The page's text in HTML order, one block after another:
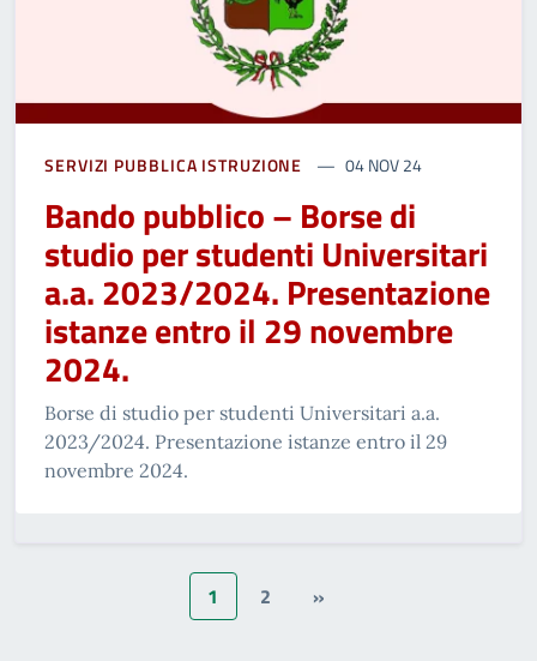
SERVIZI PUBBLICA ISTRUZIONE 04 NOV 24
Bando pubblico – Borse di
studio per studenti Universitari
a.a. 2023/2024. Presentazione
istanze entro il 29 novembre
2024.
Borse di studio per studenti Universitari a.a.
2023/2024. Presentazione istanze entro il 29
novembre 2024.
1 2 »